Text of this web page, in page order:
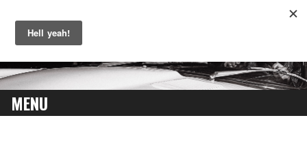
MENU